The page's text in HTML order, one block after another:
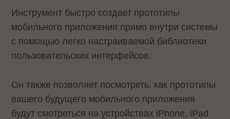
Инструмент быстро создает прототипы
мобильного приложения прямо внутри системы
с помощью легко настраиваемой библиотеки
пользовательских интерфейсов.
Он также позволяет посмотреть, как прототипы
вашего будущего мобильного приложения
будут смотреться на устройствах iPhone, iPad